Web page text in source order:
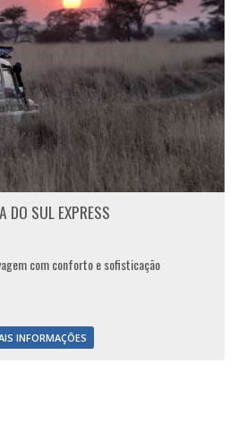
DO SUL EXPRESS
com conforto e sofisticação
INFORMAÇÕES